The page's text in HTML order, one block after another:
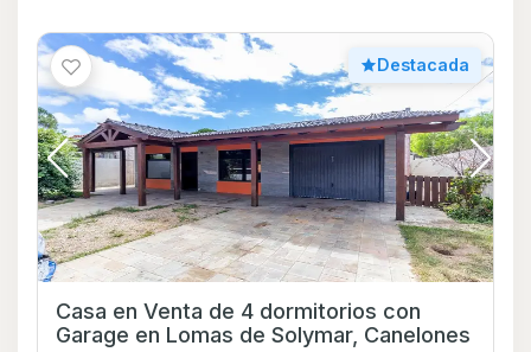
Destacada
Casa en Venta de 4 dormitorios con
Garage en Lomas de Solymar, Canelones